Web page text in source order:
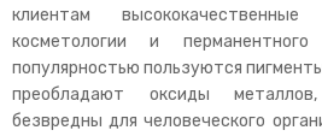
клиентам
косметологии и
популярностью пользуются
преобладают оксиды
безвредны для человеческого